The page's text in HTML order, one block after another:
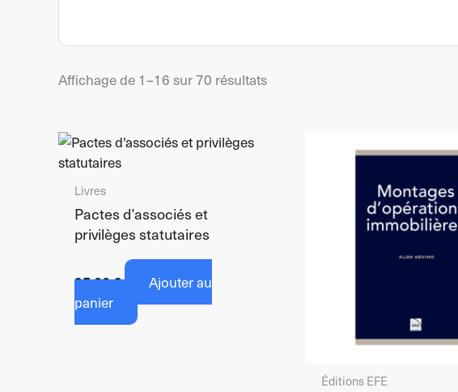
Affichage de 1–16 sur 70 résultats
du
Livres
Pactes d’associés et
privilèges statutaires
95,00€
Ajouter au
panier
Éditions EFE